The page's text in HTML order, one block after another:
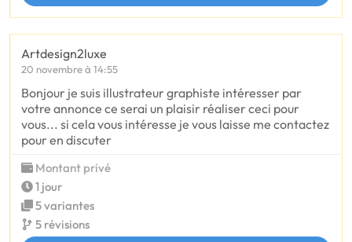
Artdesign2luxe
20 novembre à 14:55
Bonjour je suis illustrateur graphiste intéresser par
votre annonce ce serai un plaisir réaliser ceci pour
vous... si cela vous intéresse je vous laisse me contactez
pour en discuter
Montant privé
1 jour
5 variantes
5 révisions